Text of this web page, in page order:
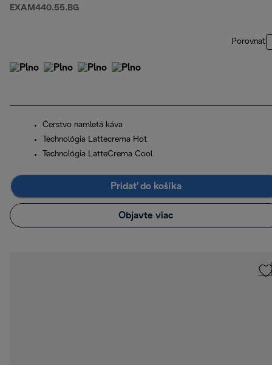
EXAM440.55.BG
Porovnať
Čerstvo namletá káva
Technológia Lattecrema Hot
Technológia LatteCrema Cool
Pridať do košíka
Objavte viac